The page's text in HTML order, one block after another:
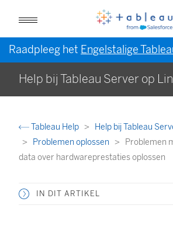
Raadpleeg het Engelstalige Tableau
Help bij Tableau Server op
Tableau Help Help bij Tableau
Problemen oplossen
Problemen
data over hardwareprestaties oplossen
IN DIT ARTIKEL